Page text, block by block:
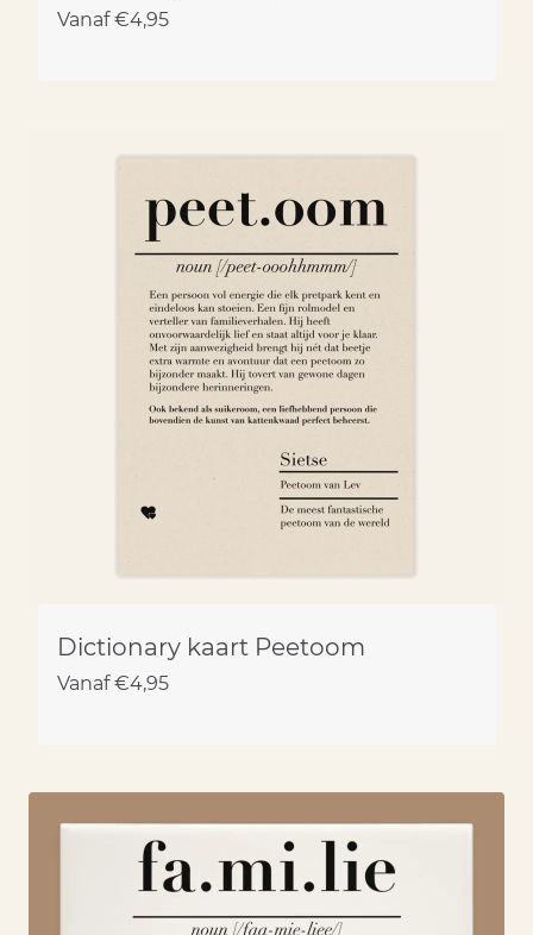
Vanaf €4,95
Dictionary kaart Peetoom
Vanaf €4,95